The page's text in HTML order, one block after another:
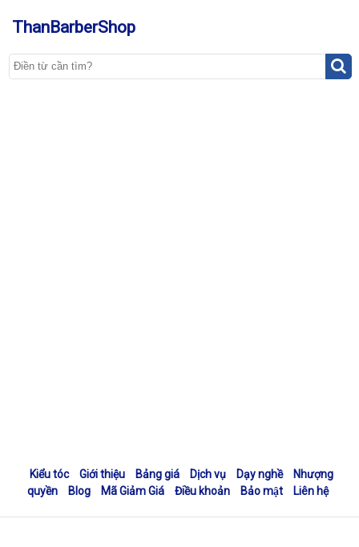
ThanBarberShop
Kiểu tóc Giới thiệu Bảng giá Dịch vụ Dạy nghề
Nhượng
quyền
Blog Mã Giảm Giá Điều khoản Bảo mật Liên hệ